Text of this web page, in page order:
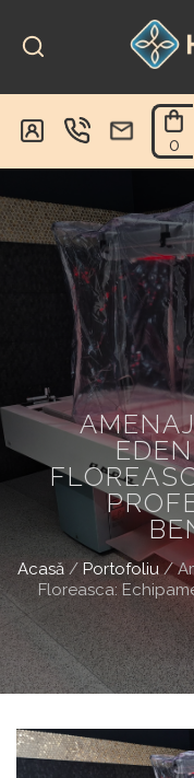
content
0
Acasă/ Portofoliu/
Floreasca: